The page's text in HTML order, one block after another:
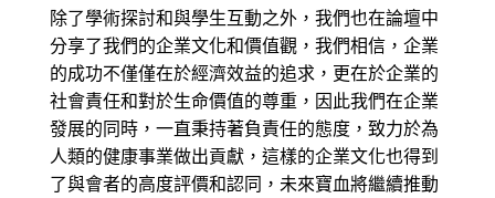
除了學術探討和與學生互動之外，我們也在論壇中
分享了我們的企業文化和價值觀，我們相信，企業
的成功不僅僅在於經濟效益的追求，更在於企業的
社會責任和對於生命價值的尊重，因此我們在企業
發展的同時，一直秉持著負責任的態度，致力於為
人類的健康事業做出貢獻，這樣的企業文化也得到
了與會者的高度評價和認同，未來寶血將繼續推動